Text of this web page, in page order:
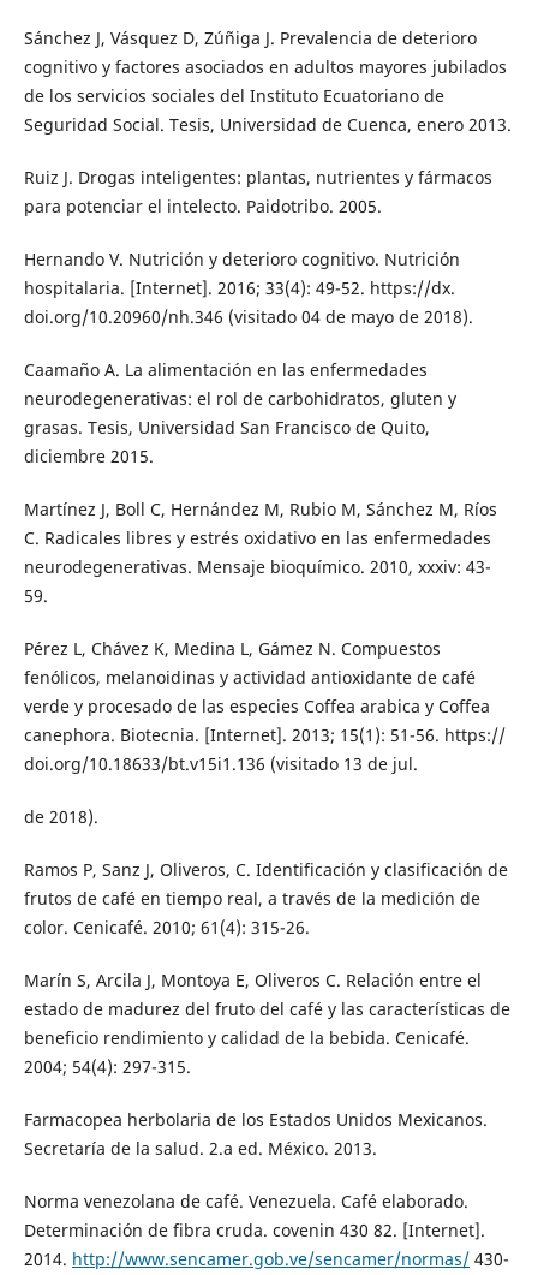
Sánchez J, Vásquez D, Zúñiga J. Prevalencia de deterioro
cognitivo y factores asociados en adultos mayores jubilados
de los servicios sociales del Instituto Ecuatoriano de
Seguridad Social. Tesis, Universidad de Cuenca, enero 2013.
Ruiz J. Drogas inteligentes: plantas, nutrientes y fármacos
para potenciar el intelecto. Paidotribo. 2005.
Hernando V. Nutrición y deterioro cognitivo. Nutrición
hospitalaria. [Internet]. 2016; 33(4): 49-52. https://dx.
doi.org/10.20960/nh.346 (visitado 04 de mayo de 2018).
Caamaño A. La alimentación en las enfermedades
neurodegenerativas: el rol de carbohidratos, gluten y
grasas. Tesis, Universidad San Francisco de Quito,
diciembre 2015.
Martínez J, Boll C, Hernández M, Rubio M, Sánchez M, Ríos
C. Radicales libres y estrés oxidativo en las enfermedades
neurodegenerativas. Mensaje bioquímico. 2010, xxxiv: 43-
59.
Pérez L, Chávez K, Medina L, Gámez N. Compuestos
fenólicos, melanoidinas y actividad antioxidante de café
verde y procesado de las especies Coffea arabica y Coffea
canephora. Biotecnia. [Internet]. 2013; 15(1): 51-56. https://
doi.org/10.18633/bt.v15i1.136 (visitado 13 de jul.
de 2018).
Ramos P, Sanz J, Oliveros, C. Identificación y clasificación de
frutos de café en tiempo real, a través de la medición de
color. Cenicafé. 2010; 61(4): 315-26.
Marín S, Arcila J, Montoya E, Oliveros C. Relación entre el
estado de madurez del fruto del café y las características de
beneficio rendimiento y calidad de la bebida. Cenicafé.
2004; 54(4): 297-315.
Farmacopea herbolaria de los Estados Unidos Mexicanos.
Secretaría de la salud. 2.a ed. México. 2013.
Norma venezolana de café. Venezuela. Café elaborado.
Determinación de fibra cruda. covenin 430 82. [Internet].
2014. http://www.sencamer.gob.ve/sencamer/normas/430-